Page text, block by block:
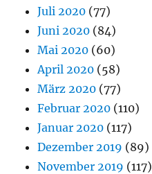
Juli 2020 (77)
Juni 2020 (84)
Mai 2020 (60)
April 2020 (58)
März 2020 (77)
Februar 2020 (110)
Januar 2020 (117)
Dezember 2019 (89)
November 2019 (117)